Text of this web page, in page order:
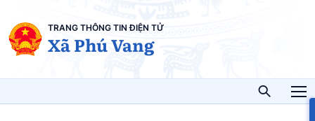
TRANG THÔNG TIN ĐIỆN TỬ
Xã Phú Vang